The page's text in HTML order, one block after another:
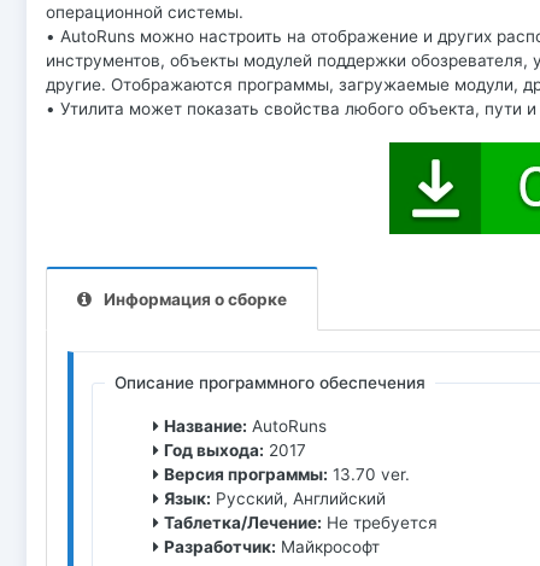
операционной системы.
• AutoRuns можно настроить на отображение и других
инструментов, объекты модулей поддержки
другие. Отображаются программы, загружаемые модули,
• Утилита может показать свойства любого объекта, пути
Информация о сборке
Описание программного обеспечения
Название: AutoRuns
Год выхода: 2017
Версия программы: 13.70 ver.
Язык: Русский, Английский
Таблетка/Лечение: Не требуется
Разработчик: Майкрософт